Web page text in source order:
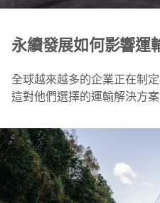
永續發展如何影響運
全球越來越多的企業正在制
這對他們選擇的運輸解決方